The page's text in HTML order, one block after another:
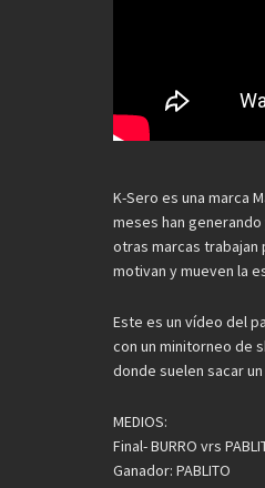
K-Sero es una marca
meses han
otras marcas
motivan y mueven la
Este es un vídeo del
con un minitorneo de
donde suelen sacar
MEDIOS:
Final- BURRO vrs
Ganador: PABLITO